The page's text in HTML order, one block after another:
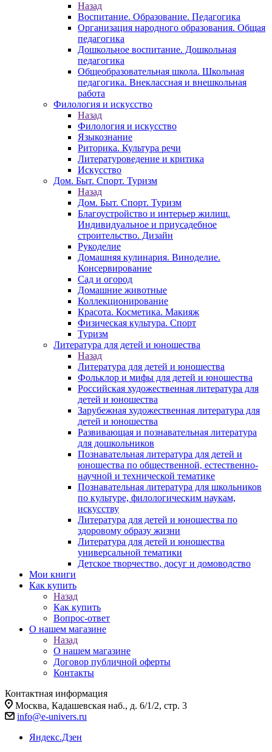
Назад
Воспитание. Образование. Педагогика
Организация народного образования. Общая
педагогика
Дошкольное воспитание. Дошкольная
педагогика
Общеобразовательная школа. Школьная
педагогика. Внеклассная и внешкольная
работа
Филология и искусство
Назад
Филология и искусство
Языкознание
Риторика. Культура речи
Литературоведение и критика
Искусство
Дом. Быт. Спорт. Туризм
Назад
Дом. Быт. Спорт. Туризм
Благоустройство и интерьер жилищ.
Индивидуальное и приусадебное
строительство. Дизайн
Рукоделие
Домашняя кулинария. Виноделие.
Консервирование
Сад и огород
Домашние животные
Коллекционирование
Красота. Косметика. Макияж
Физическая культура. Спорт
Туризм
Литература для детей и юношества
Назад
Литература для детей и юношества
Фольклор и мифы для детей и юношества
Российская художественная литература для
детей и юношества
Зарубежная художественная литература для
детей и юношества
Развивающая и познавательная литература
для дошкольников
Познавательная литература для детей и
юношества по общественной, естественно-
научной и технической тематике
Познавательная литература для школьников
по культуре, филологическим наукам,
искусству
Литература для детей и юношества по
здоровому образу жизни
Литература для детей и юношества
универсальной тематики
Детское творчество, досуг и домоводство
Мои книги
Как купить
Назад
Как купить
Вопрос-ответ
О нашем магазине
Назад
О нашем магазине
Договор публичной оферты
Контакты
Контактная информация
Москва, Кадашевская наб., д. 6/1/2, стр. 3
info@e-univers.ru
Яндекс.Дзен